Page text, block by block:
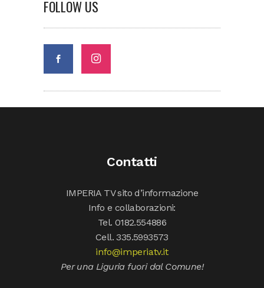
FOLLOW US
Contatti
IMPERIA TV sito d’informazione
Info e collaborazioni:
Tel. 0182.554886
Cell. 335.5993573
info@imperiatv.it
Per una Liguria fuori dal Comune!